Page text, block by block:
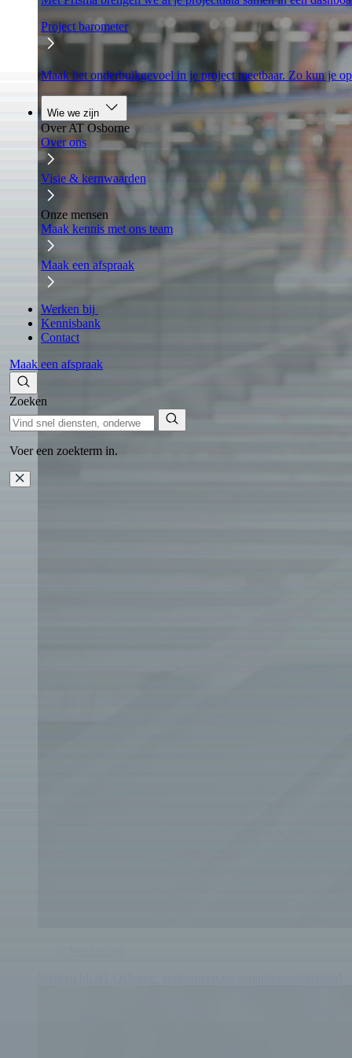
Project barometer
Maak het onderbuikgevoel in je project meetbaar. Zo kun je
Wie we zijn
Over AT Osborne
Over ons
Visie & kernwaarden
Onze mensen
Maak kennis met ons team
Maak een afspraak
Werken bij
Kennisbank
Contact
Maak een afspraak
Zoeken
Voer een zoekterm in.